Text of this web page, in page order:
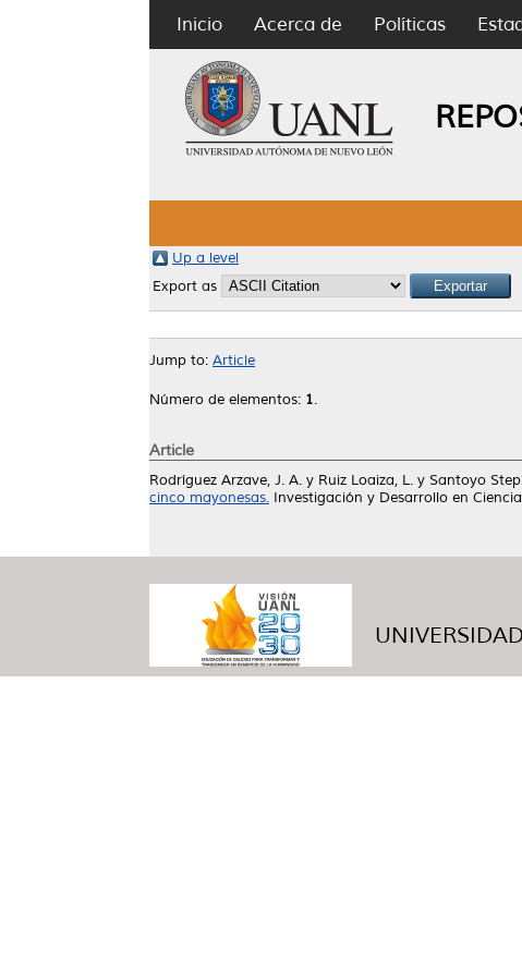
Inicio Acerca de Políticas
Up a level
Export as
Jump to: Article
Número de elementos: 1.
Article
Rodríguez Arzave, J. A. y Ruiz Loaiza, L. y Santoyo
cinco mayonesas. Investigación y Desarrollo en